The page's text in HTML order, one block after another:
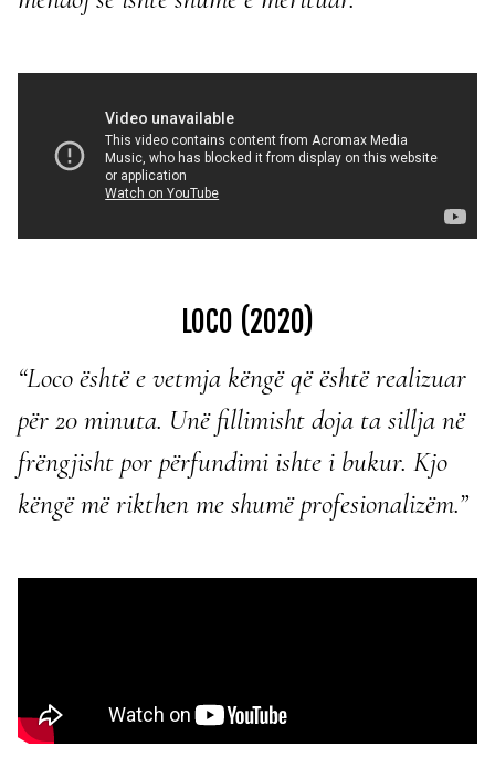
LOCO (2020)
“Loco është e vetmja këngë që është realizuar
për 20 minuta. Unë fillimisht doja ta sillja në
frëngjisht por përfundimi ishte i bukur. Kjo
këngë më rikthen me shumë profesionalizëm.”